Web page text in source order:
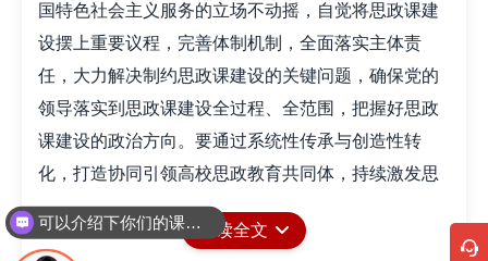
国特色社会主义服务的立场不动摇，自觉将思政课建
设摆上重要议程，完善体制机制，全面落实主体责
任，大力解决制约思政课建设的关键问题，确保党的
领导落实到思政课建设全过程、全范围，把握好思政
课建设的政治方向。要通过系统性传承与创造性转
化，打造协同引领高校思政教育共同体，持续激发思
政教育体系的创新活力，推进高校思想政治工作高质
量发展，为培养担当民族复兴大任的时代新人注入强
阅读全文
可以介绍下你们的课程吗？